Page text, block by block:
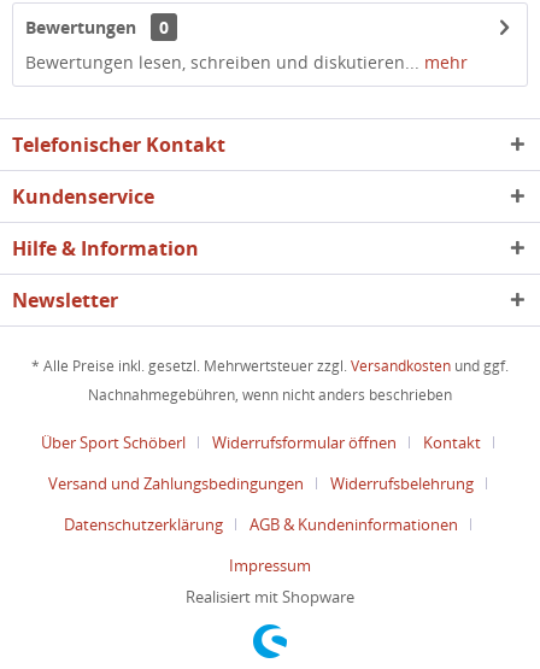
Bewertungen
0
Bewertungen lesen, schreiben und diskutieren... mehr
Telefonischer Kontakt
Kundenservice
Hilfe & Information
Newsletter
* Alle Preise inkl. gesetzl. Mehrwertsteuer zzgl. Versandkosten und ggf.
Nachnahmegebühren, wenn nicht anders beschrieben
Über Sport Schöberl Widerrufsformular öffnen
Kontakt
Versand und Zahlungsbedingungen
Widerrufsbelehrung
Datenschutzerklärung
AGB & Kundeninformationen
Impressum
Realisiert mit Shopware